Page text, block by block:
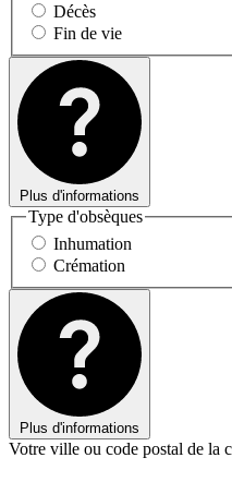
Décès
Fin de vie
Plus d'informations
Type d'obsèques
Inhumation
Crémation
Plus d'informations
Votre ville ou code postal de la